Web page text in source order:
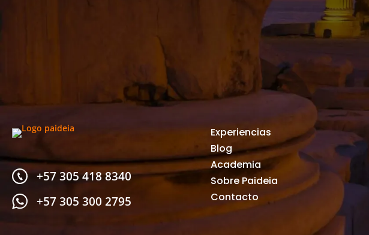
+57 305 418 8340
+57 305 300 2795
Experiencias
Blog
Academia
Sobre Paideia
Contacto